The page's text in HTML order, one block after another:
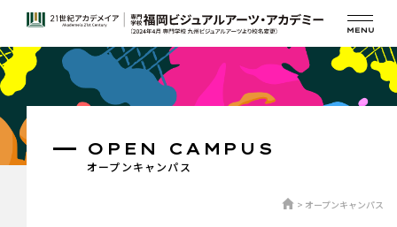
オープンキャンパス
OPEN CAMPUS
オープンキャンパス